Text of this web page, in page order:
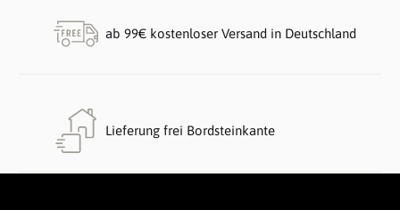
ab 99€ kostenloser Versand in Deutschland
Lieferung frei Bordsteinkante